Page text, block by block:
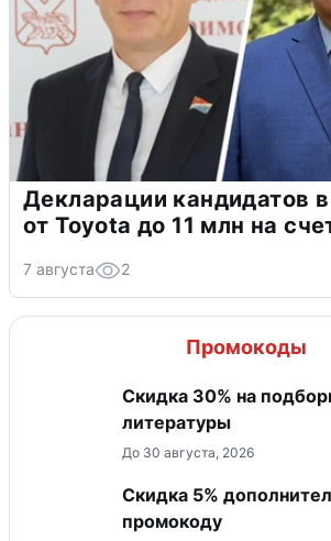
Декларации кандидатов
от Toyota до 11 млн на
7 августа 2
Промокоды
Скидка 30% на
литературы
До 30 августа, 2026
Скидка 5%
промокоду